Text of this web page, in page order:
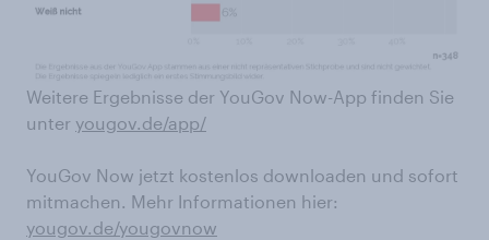
Weitere Ergebnisse der YouGov Now-App finden Sie
unter yougov.de/app/
YouGov Now jetzt kostenlos downloaden und sofort
mitmachen. Mehr Informationen hier:
yougov.de/yougovnow